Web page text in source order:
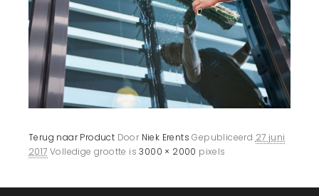
Terug naar Product Door Niek Erents Gepubliceerd 27 juni
2017 Volledige grootte is3000 × 2000 pixels